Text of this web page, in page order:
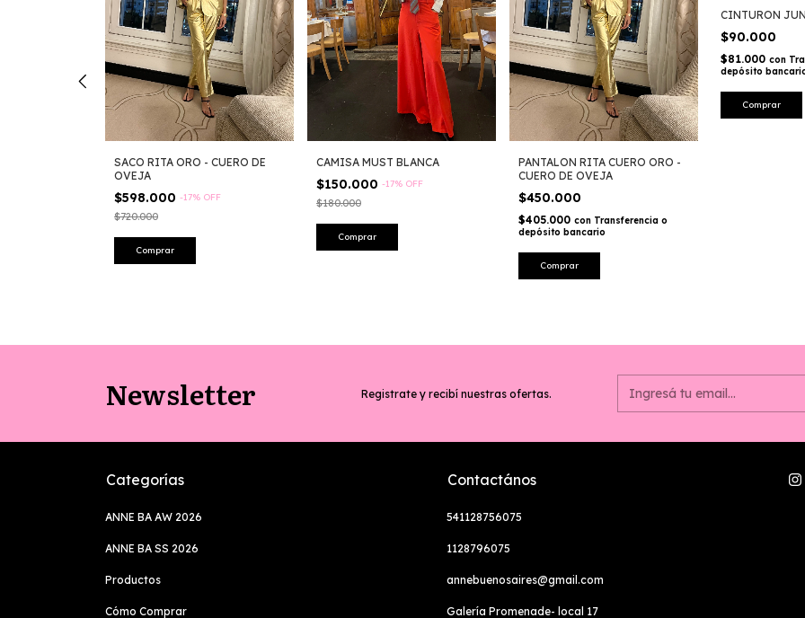
SACO RITA ORO - CUERO DE
OVEJA
$598.000 -17% OFF
$720.000
Comprar
CAMISA MUST BLANCA
$150.000 -17% OFF
$180.000
PANTALON RITA CUERO ORO -
CUERO DE OVEJA
$450.000
$405.000 con Transferencia o
depósito bancario
Comprar
CINTURON
$90.000
$81.000 con
depósito
Newsletter Registrate y recibí nuestras ofertas.
Categorías
ANNE BA AW 2026
ANNE BA SS 2026
Productos
Cómo Comprar
Contactános
541128756075
1128796075
annebuenosaires@gmail.com
Galería Promenade- local 17